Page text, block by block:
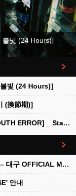
불빛 (24 Hours)]
빛 (24 Hours)]
(換節期)]
FLARE U (플레어 유) 1st Mini Album [YOUTH ERROR] _ Stationery Kit Ver.
더보기
2026 N.Flying LIVE ‘&CON5 : into REM’ – 대구 OFFICIAL MD 현장 판매 안내
안내
더보기